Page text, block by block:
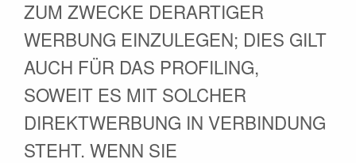
ZUM ZWECKE DERARTIGER
WERBUNG EINZULEGEN; DIES GILT
AUCH FÜR DAS PROFILING,
SOWEIT ES MIT SOLCHER
DIREKTWERBUNG IN VERBINDUNG
STEHT. WENN SIE